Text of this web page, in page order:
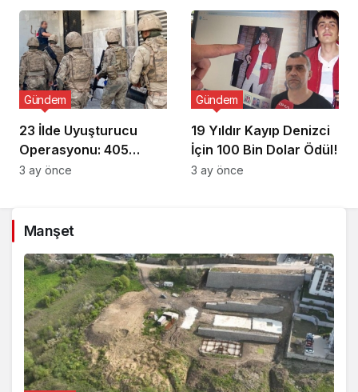
23 İlde Uyuşturucu
Operasyonu: 405
Gözaltı!
Gündem
3 ay önce
19 Yıldır Kayıp Denizci
İçin 100 Bin Dolar Ödül!
Gündem
3 ay önce
Manşet